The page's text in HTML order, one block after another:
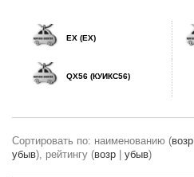
EX (ЕХ)
QX56 (КУИКС56)
Сортировать по: наименованию (возр
убыв), рейтингу (возр убыв)